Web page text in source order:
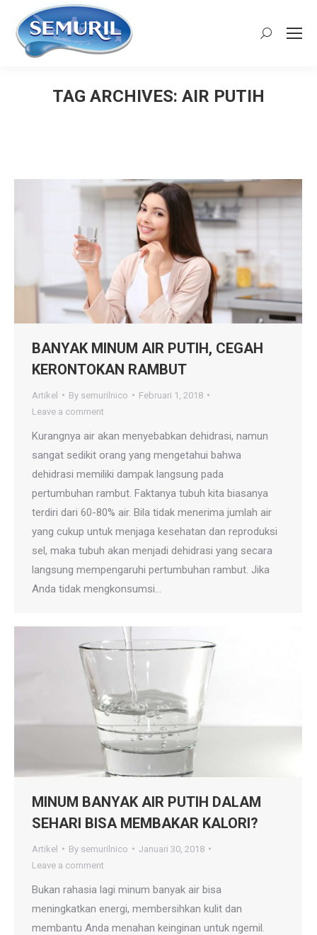
Search:
TAG ARCHIVES: AIR PUTIH
BANYAK MINUM AIR PUTIH, CEGAH
KERONTOKAN RAMBUT
Artikel By semurilnico
Februari 1, 2018
Leave a comment
Kurangnya air akan menyebabkan dehidrasi, namun
sangat sedikit orang yang mengetahui bahwa
dehidrasi memiliki dampak langsung pada
pertumbuhan rambut. Faktanya tubuh kita biasanya
terdiri dari 60-80% air. Bila tidak menerima jumlah air
yang cukup untuk menjaga kesehatan dan reproduksi
sel, maka tubuh akan menjadi dehidrasi yang secara
langsung mempengaruhi pertumbuhan rambut. Jika
Anda tidak mengkonsumsi…
MINUM BANYAK AIR PUTIH DALAM
SEHARI BISA MEMBAKAR KALORI?
Artikel By semurilnico
Januari 30, 2018
Leave a comment
Bukan rahasia lagi minum banyak air bisa
meningkatkan energi, membersihkan kulit dan
membantu Anda menahan keinginan untuk ngemil.